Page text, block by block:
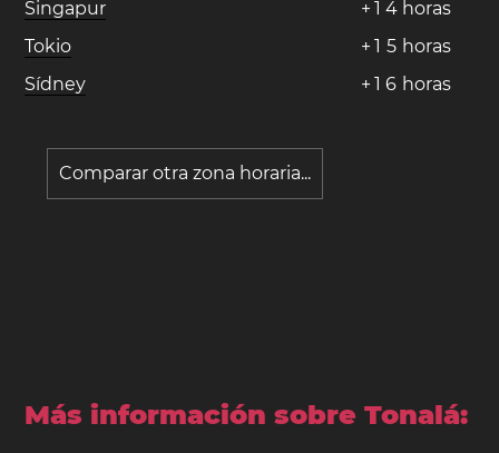
Singapur
+ 1 4 horas
Tokio
+ 1 5 horas
Sídney
+ 1 6 horas
Comparar otra zona horaria...
Más información sobre Tonalá: